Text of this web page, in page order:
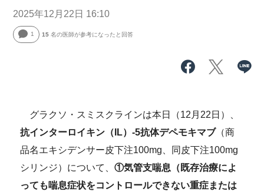
2025年12月22日 16:10
1 15 名の医師が参考になったと回答
グラクソ・スミスクラインは本日（12月22日）、
抗インターロイキン（IL）-5抗体デペモキマブ（商
品名エキシデンサー皮下注100mg、同皮下注100mg
シリンジ）について、①気管支喘息（既存治療によ
っても喘息症状をコントロールできない重症または